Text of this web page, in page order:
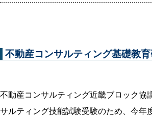
不動産コンサルティング基礎教
不動産コンサルティング近畿ブロック協
サルティング技能試験受験のため、今年